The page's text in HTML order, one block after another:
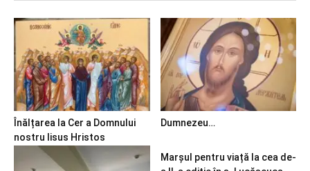
Înălțarea la Cer a Domnului
nostru Iisus Hristos
Dumnezeu…
Marșul pentru viață la cea de-